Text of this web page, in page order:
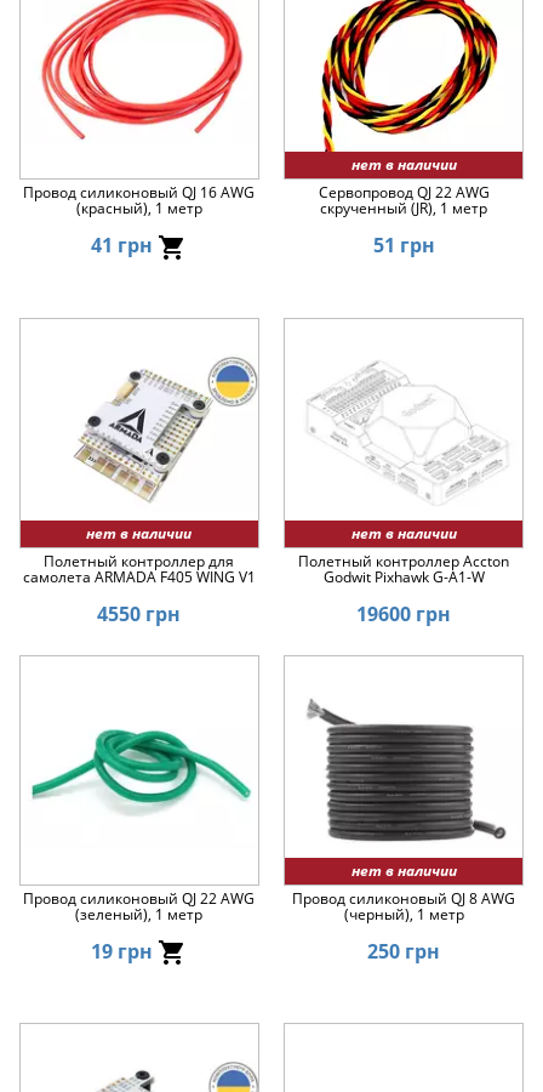
Провод силиконовый QJ 16 AWG
(красный), 1 метр
41 грн
нет в наличии
Сервопровод QJ 22 AWG
скрученный (JR), 1 метр
51 грн
нет в наличии
Полетный контроллер для
самолета ARMADA F405 WING V1
4550 грн
нет в наличии
Полетный контроллер Accton
Godwit Pixhawk G-A1-W
19600 грн
Провод силиконовый QJ 22 AWG
(зеленый), 1 метр
19 грн
нет в наличии
Провод силиконовый QJ 8 AWG
(черный), 1 метр
250 грн